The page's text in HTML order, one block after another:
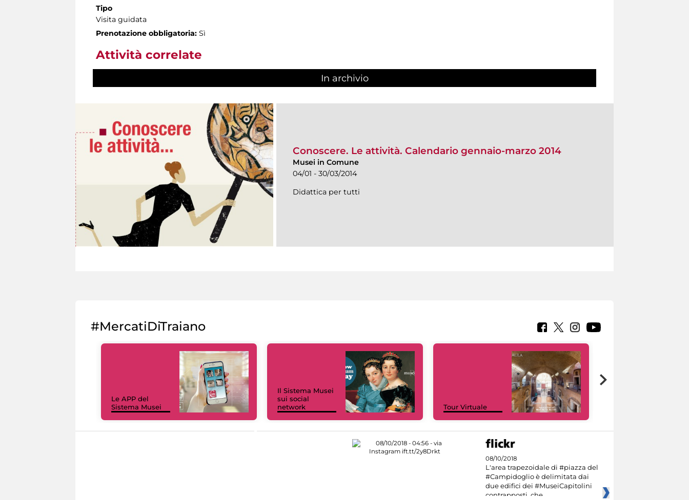
Tipo
Visita guidata
Prenotazione obbligatoria: Sì
Attività correlate
In archivio
Conoscere. Le attività. Calendario gennaio-marzo 2014
Musei in Comune
04/01 - 30/03/2014
Didattica per tutti
#MercatiDiTraiano
Le APP del
Sistema Musei
Il Sistema Musei
sui social
network
Tour Virtuale
08/10/2018
L'area trapezoidale di #piazza del
#Campidoglio è delimitata dai
due edifici dei #MuseiCapitolini
contrapposti, che